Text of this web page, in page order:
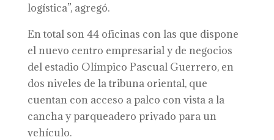
logística”, agregó.
En total son 44 oficinas con las que dispone
el nuevo centro empresarial y de negocios
del estadio Olímpico Pascual Guerrero, en
dos niveles de la tribuna oriental, que
cuentan con acceso a palco con vista a la
cancha y parqueadero privado para un
vehículo.